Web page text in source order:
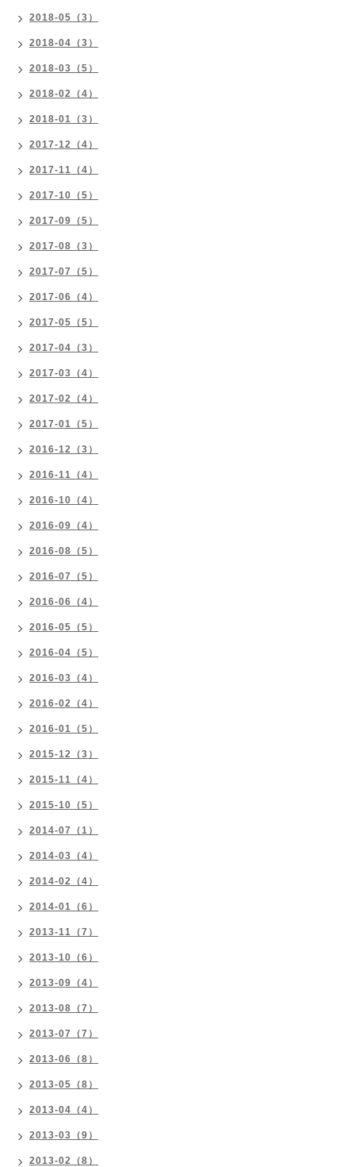
2018-05（3）
2018-04（3）
2018-03（5）
2018-02（4）
2018-01（3）
2017-12（4）
2017-11（4）
2017-10（5）
2017-09（5）
2017-08（3）
2017-07（5）
2017-06（4）
2017-05（5）
2017-04（3）
2017-03（4）
2017-02（4）
2017-01（5）
2016-12（3）
2016-11（4）
2016-10（4）
2016-09（4）
2016-08（5）
2016-07（5）
2016-06（4）
2016-05（5）
2016-04（5）
2016-03（4）
2016-02（4）
2016-01（5）
2015-12（3）
2015-11（4）
2015-10（5）
2014-07（1）
2014-03（4）
2014-02（4）
2014-01（6）
2013-11（7）
2013-10（6）
2013-09（4）
2013-08（7）
2013-07（7）
2013-06（8）
2013-05（8）
2013-04（4）
2013-03（9）
2013-02（8）